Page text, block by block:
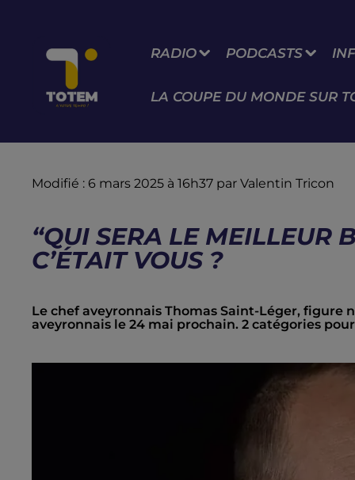
RADIO PODCASTS
LA COUPE DU MONDE SUR
Modifié : 6 mars 2025 à 16h37 par Valentin Tricon
“QUI SERA LE MEILLEUR
C’ÉTAIT VOUS ?
Le chef aveyronnais Thomas Saint-Léger,
aveyronnais le 24 mai prochain. 2 catégories